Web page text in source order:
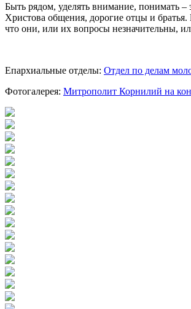
Быть рядом, уделять внимание, понимать –
Христова общения, дорогие отцы и
что они, или их вопросы незначительны,
Епархиальные отделы: Отдел по делам
Фотогалерея: Митрополит Корнилий на